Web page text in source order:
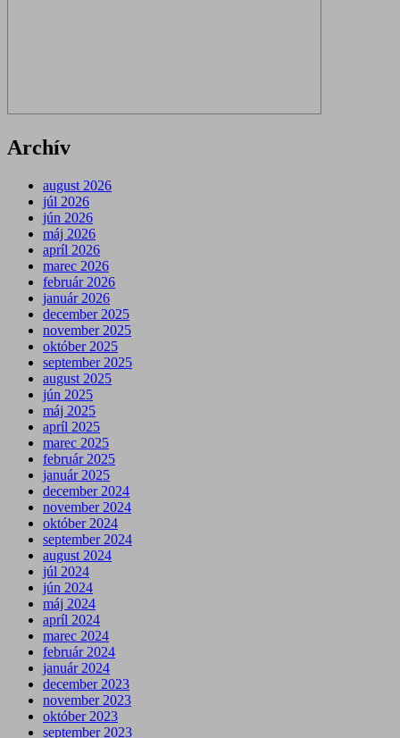
Archív
august 2026
júl 2026
jún 2026
máj 2026
apríl 2026
marec 2026
február 2026
január 2026
december 2025
november 2025
október 2025
september 2025
august 2025
jún 2025
máj 2025
apríl 2025
marec 2025
február 2025
január 2025
december 2024
november 2024
október 2024
september 2024
august 2024
júl 2024
jún 2024
máj 2024
apríl 2024
marec 2024
február 2024
január 2024
december 2023
november 2023
október 2023
september 2023